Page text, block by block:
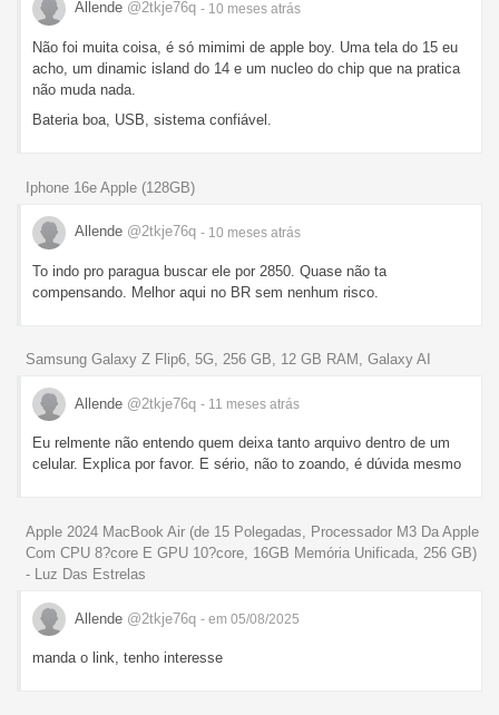
Allende @2tkje76q - 10 meses atrás
Não foi muita coisa, é só mimimi de apple boy. Uma tela do 15 eu
acho, um dinamic island do 14 e um nucleo do chip que na pratica
não muda nada.
Bateria boa, USB, sistema confiável.
Iphone 16e Apple (128GB)
Allende @2tkje76q - 10 meses atrás
To indo pro paragua buscar ele por 2850. Quase não ta
compensando. Melhor aqui no BR sem nenhum risco.
Samsung Galaxy Z Flip6, 5G, 256 GB, 12 GB RAM, Galaxy AI
Allende @2tkje76q - 11 meses atrás
Eu relmente não entendo quem deixa tanto arquivo dentro de um
celular. Explica por favor. E sério, não to zoando, é dúvida mesmo
Apple 2024 MacBook Air (de 15 Polegadas, Processador M3 Da Apple
Com CPU 8?core E GPU 10?core, 16GB Memória Unificada, 256 GB)
- Luz Das Estrelas
Allende @2tkje76q - em 05/08/2025
manda o link, tenho interesse